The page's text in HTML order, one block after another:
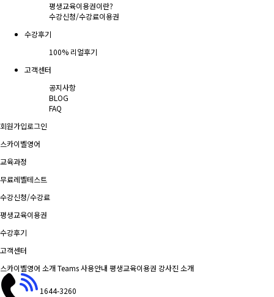
평생교육이용권이란?
수강신청/수강료이용권
수강후기
100% 리얼후기
고객센터
공지사항
BLOG
FAQ
회원가입로그인
스카이벨영어
교육과정
무료레벨테스트
수강신청/수강료
평생교육이용권
수강후기
고객센터
스카이벨영어 소개Teams 사용안내 평생교육이용권 강사진 소개
1644-3260